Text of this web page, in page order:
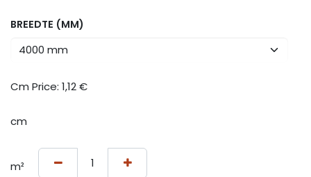
BREEDTE (MM)
Cm Price: 1,12€
cm
m²